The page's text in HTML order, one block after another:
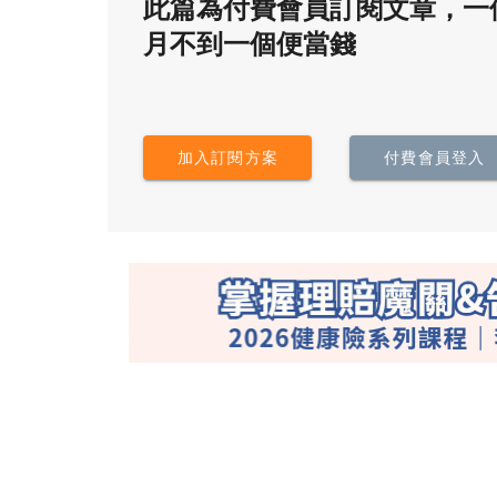
此篇為付費會員訂閱文章，一
月不到一個便當錢
加入訂閱方案 付費會員登入